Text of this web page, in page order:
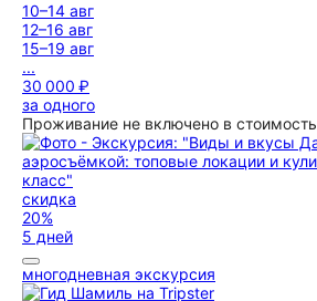
10–14 авг
12–16 авг
15–19 авг
...
30 000 ₽
за одного
Проживание не включено в стоимость
скидка
20%
5 дней
многодневная экскурсия